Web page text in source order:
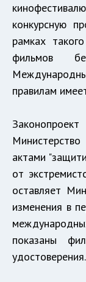
конкурсную
рамках
фильмов
правилам
актами
от
оставляет
изменения в
показаны
удостоверения.